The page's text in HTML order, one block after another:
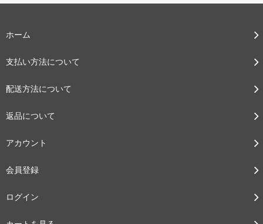
ホーム
支払い方法について
配送方法について
返品について
アカウント
会員登録
ログイン